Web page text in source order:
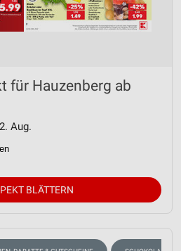
für Hauzenberg ab
Aug.
BLÄTTERN